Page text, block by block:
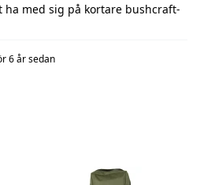
ha med sig på kortare bushcraft-
6 år sedan